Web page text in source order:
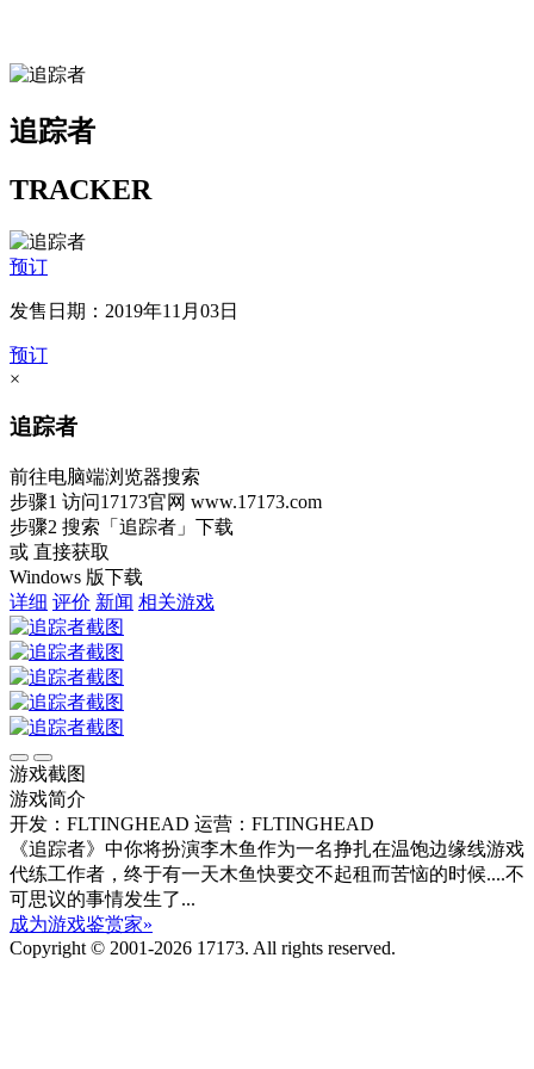
追踪者
TRACKER
预订
发售日期：2019年11月03日
预订
×
追踪者
前往电脑端浏览器搜索
步骤1 访问17173官网 www.17173.com
步骤2 搜索 「追踪者」 下载
或 直接获取
Windows 版下载
详细 评价 新闻 相关游戏
游戏截图
游戏简介
开发：FLTINGHEAD 运营：FLTINGHEAD
《追踪者》中你将扮演李木鱼作为一名挣扎在温饱边缘线游戏
代练工作者，终于有一天木鱼快要交不起租而苦恼的时候....不
可思议的事情发生了...
成为游戏鉴赏家»
Copyright © 2001-2026 17173. All rights reserved.